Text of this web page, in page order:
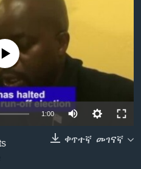
currently available
1:00
ቀጥተኛ መገናኛ